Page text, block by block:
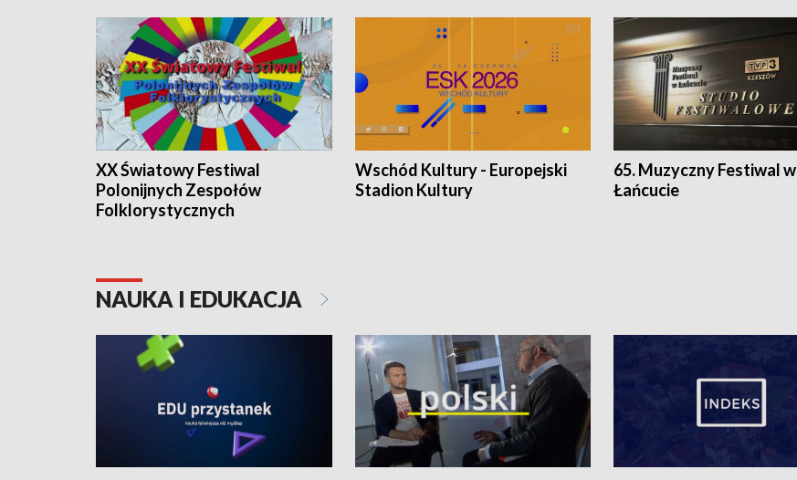
XX Światowy Festiwal
Polonijnych Zespołów
Folklorystycznych
Wschód Kultury - Europejski
Stadion Kultury
65. Muzyczny Festiwal w
Łańcucie
NAUKA I EDUKACJA